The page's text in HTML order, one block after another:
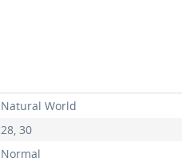
Natural World
28, 30
Normal